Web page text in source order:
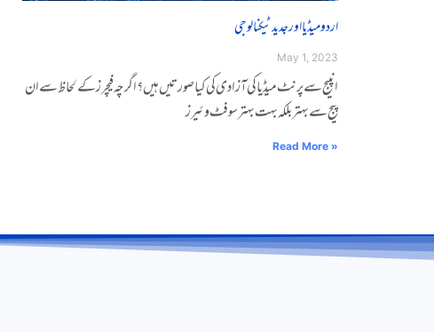
اردو میڈیا اور جدید ٹیکنالوجی
May 1, 2023
انپیج سے پرنٹ میڈیا کی آزادی کی کیا صورتیں ہیں ؟ اگرچہ فیچرز کے لحاظ سے ان
پیج سے بہتر بلکہ بہت بہتر سوفٹ وئیرز
Read More »